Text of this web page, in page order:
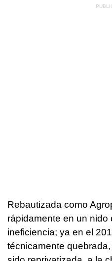
Rebautizada como
rápidamente en un nido
ineficiencia; ya en el
técnicamente